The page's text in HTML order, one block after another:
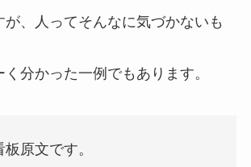
が、人ってそんなに気づかないも
分かった一例でもあります。
原文です。